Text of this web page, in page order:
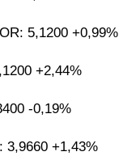
5,1200 +0,99%
+2,44%
-0,19%
3,9660 +1,43%